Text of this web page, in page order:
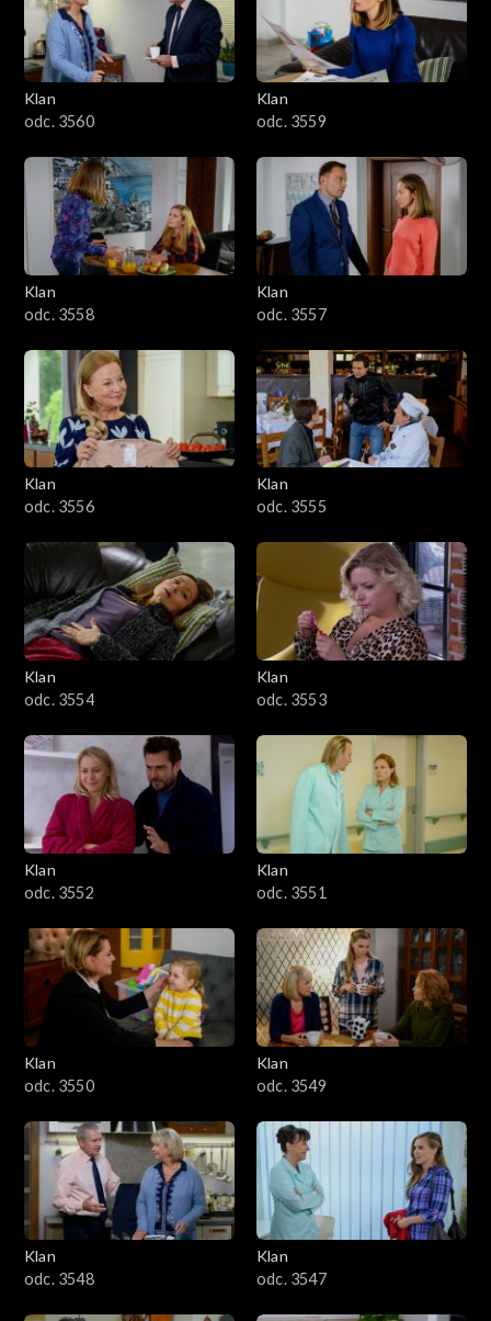
Klan
odc. 3560
Klan
odc. 3559
Klan
odc. 3558
Klan
odc. 3557
Klan
odc. 3556
Klan
odc. 3555
Klan
odc. 3554
Klan
odc. 3553
Klan
odc. 3552
Klan
odc. 3551
Klan
odc. 3550
Klan
odc. 3549
Klan
odc. 3548
Klan
odc. 3547